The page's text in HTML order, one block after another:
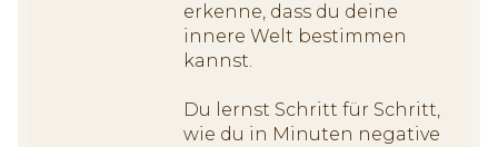
erkenne, dass du deine
innere Welt bestimmen
kannst.
Du lernst Schritt für Schritt,
wie du in Minuten negative